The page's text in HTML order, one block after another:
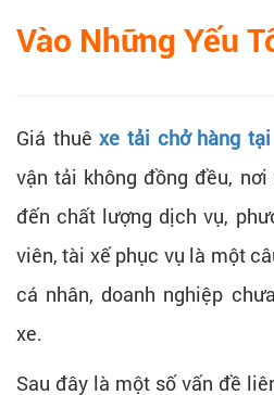
Vào Những Yếu
Giá thuêxe tải chở hàng
vận tải không đồng đều,
đến chất lượng dịch vụ,
viên, tài xế phục vụ là một
cá nhân, doanh nghiệp
xe.
Sau đây là một số vấn đề